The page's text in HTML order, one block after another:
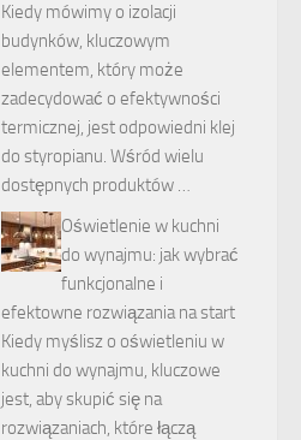
Kiedy mówimy o izolacji
budynków, kluczowym
elementem, który może
zadecydować o efektywności
termicznej, jest odpowiedni klej
do styropianu. Wśród wielu
dostępnych produktów …
Oświetlenie w kuchni
do wynajmu: jak wybrać
funkcjonalne i
efektowne rozwiązania na start
Kiedy myślisz o oświetleniu w
kuchni do wynajmu, kluczowe
jest, aby skupić się na
rozwiązaniach, które łączą